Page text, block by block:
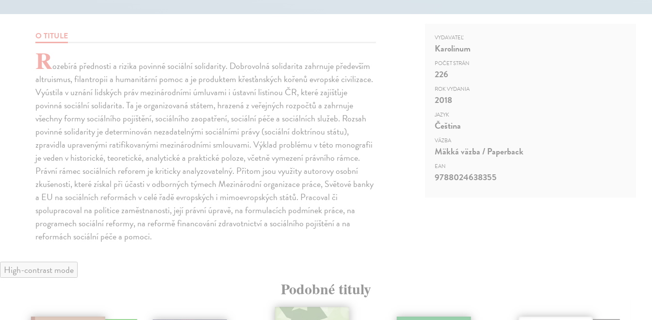
O TITULE
Rozebírá přednosti a rizika povinné sociální solidarity. Dobrovolná solidarita zahrnuje především
altruismus, filantropii a humanitární pomoc a je produktem křesťanských kořenů evropské civilizace.
Vyústila v uznání lidských práv mezinárodními úmluvami i ústavní listinou ČR, které zajišťuje
povinná sociální solidarita. Ta je organizovaná státem, hrazená z veřejných rozpočtů a zahrnuje
všechny formy sociálního pojištění, sociálního zaopatření, sociální péče a sociálních služeb. Rozsah
povinné solidarity je determinován nezadatelnými sociálními právy (sociální doktrínou státu),
zpravidla upravenými ratifikovanými mezinárodními smlouvami. Výklad problému v této monografii
je veden v historické, teoretické, analytické a praktické poloze, včetně vymezení právního rámce.
Právní rámec sociálních reforem je kriticky analyzovatelný. Přitom jsou využity autorovy osobní
zkušenosti, které získal při účasti v odborných týmech Mezinárodní organizace práce, Světové banky
a EU na sociálních reformách v celé řadě evropských i mimoevropských států. Pracoval či
spolupracoval na politice zaměstnanosti, její právní úpravě, na formulacích podmínek práce, na
programech sociální reformy, na reformě financování zdravotnictví a sociálního pojištění a na
reformách sociální péče a pomoci.
VYDAVATEĽ
Karolinum
POČET STRÁN
226
ROK VYDANIA
2018
JAZYK
Čeština
VÄZBA
Mäkká väzba / Paperback
EAN
9788024638355
High-contrast mode
Podobné tituly